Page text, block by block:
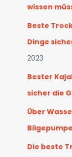
wissen
Beste
Dinge
2023
Bester
sicher die
Über
Die beste